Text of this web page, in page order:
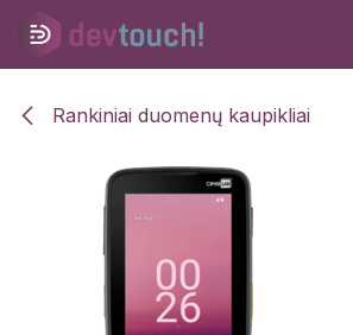
Skip to Content
Rankiniai duomenų kaupikliai